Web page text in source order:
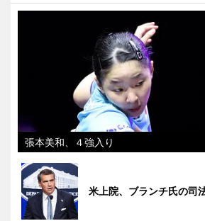
張本美和、４強入り
米上院、ブランチ氏の司